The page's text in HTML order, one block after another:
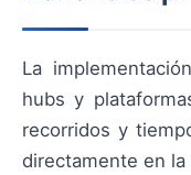
La
hubs y
recorridos y
directamente en